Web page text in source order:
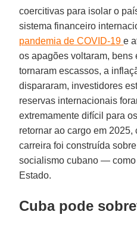
coercitivas para isolar o
sistema financeiro
pandemia de COVID-19e
os apagões voltaram, bens
tornaram escassos, a
dispararam, investidores
reservas internacionais
extremamente difícil para
retornar ao cargo em
carreira foi construída
socialismo cubano —
Estado.
Cuba pode